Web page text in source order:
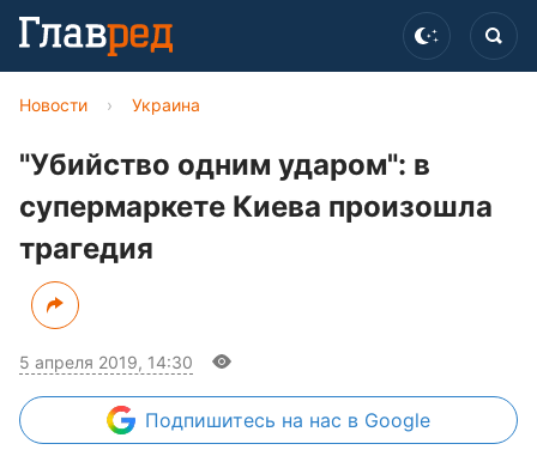
Новости › Украина
"Убийство одним ударом": в
супермаркете Киева произошла
трагедия
5 апреля 2019, 14:30
Подпишитесь на нас в Google